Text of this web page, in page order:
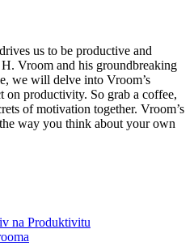
us to be productive and
Vroom and his groundbreaking
we will delve into Vroom’s
on productivity. So grab a coffee,
of motivation together. Vroom’s
way you think about your own
na Produktivitu